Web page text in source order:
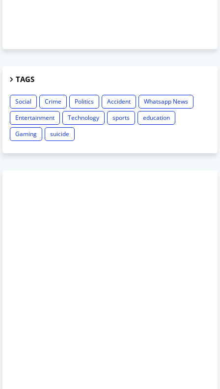
TAGS
Social Crime Politics Accident
Whatsapp News
Entertainment
Technology sports
education
Gaming
suicide